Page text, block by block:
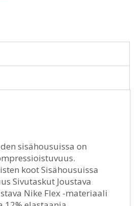
sisähousuissa on
koot Sisähousuissa
Sivutaskut Joustava
Nike Flex -materiaali